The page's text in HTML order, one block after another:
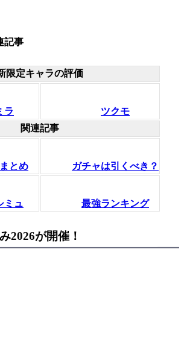
記事
限定キャラの評価
ラ
ツクモ
関連記事
とめ ガチャは引くべき？
ミュ 最強ランキング
2026が開催！